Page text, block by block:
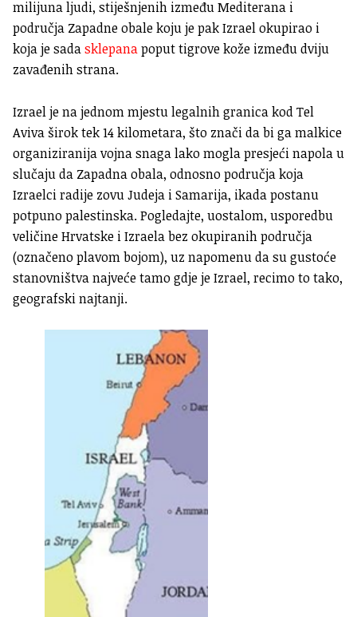
milijuna ljudi, stiješnjenih između Mediterana i
područja Zapadne obale koju je pak Izrael okupirao i
koja je sadasklepanapoput tigrove kože između dviju
zavađenih strana.
Izrael je na jednom mjestu legalnih granica kod Tel
Aviva širok tek 14 kilometara, što znači da bi ga malkice
organiziranija vojna snaga lako mogla presjeći napola u
slučaju da Zapadna obala, odnosno područja koja
Izraelci radije zovu Judeja i Samarija, ikada postanu
potpuno palestinska. Pogledajte, uostalom, usporedbu
veličine Hrvatske i Izraela bez okupiranih područja
(označeno plavom bojom), uz napomenu da su gustoće
stanovništva najveće tamo gdje je Izrael, recimo to tako,
geografski najtanji.